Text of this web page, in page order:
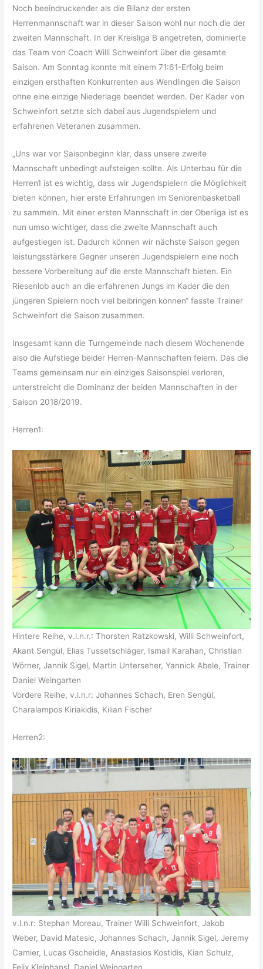
Noch beeindruckender als die Bilanz der ersten
Herrenmannschaft war in dieser Saison wohl nur noch die der
zweiten Mannschaft. In der Kreisliga B angetreten, dominierte
das Team von Coach Willi Schweinfort über die gesamte
Saison. Am Sonntag konnte mit einem 71:61-Erfolg beim
einzigen ersthaften Konkurrenten aus Wendlingen die Saison
ohne eine einzige Niederlage beendet werden. Der Kader von
Schweinfort setzte sich dabei aus Jugendspielern und
erfahrenen Veteranen zusammen.
„Uns war vor Saisonbeginn klar, dass unsere zweite
Mannschaft unbedingt aufsteigen sollte. Als Unterbau für die
Herren1 ist es wichtig, dass wir Jugendspielern die Möglichkeit
bieten können, hier erste Erfahrungen im Seniorenbasketball
zu sammeln. Mit einer ersten Mannschaft in der Oberliga ist es
nun umso wichtiger, dass die zweite Mannschaft auch
aufgestiegen ist. Dadurch können wir nächste Saison gegen
leistungsstärkere Gegner unseren Jugendspielern eine noch
bessere Vorbereitung auf die erste Mannschaft bieten. Ein
Riesenlob auch an die erfahrenen Jungs im Kader die den
jüngeren Spielern noch viel beibringen können“ fasste Trainer
Schweinfort die Saison zusammen.
Insgesamt kann die Turngemeinde nach diesem Wochenende
also die Aufstiege beider Herren-Mannschaften feiern. Das die
Teams gemeinsam nur ein einziges Saisonspiel verloren,
unterstreicht die Dominanz der beiden Mannschaften in der
Saison 2018/2019.
Herren1:
Hintere Reihe, v.l.n.r.: Thorsten Ratzkowski, Willi Schweinfort,
Akant Sengül, Elias Tussetschläger, Ismail Karahan, Christian
Wörner, Jannik Sigel, Martin Unterseher, Yannick Abele, Trainer
Daniel Weingarten
Vordere Reihe, v.l.n.r: Johannes Schach, Eren Sengül,
Charalampos Kiriakidis, Kilian Fischer
Herren2:
v.l.n.r: Stephan Moreau, Trainer Willi Schweinfort, Jakob
Weber, David Matesic, Johannes Schach, Jannik Sigel, Jeremy
Camier, Lucas Gscheidle, Anastasios Kostidis, Kian Schulz,